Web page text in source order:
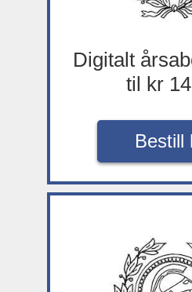
Digitalt
til kr
Bestill